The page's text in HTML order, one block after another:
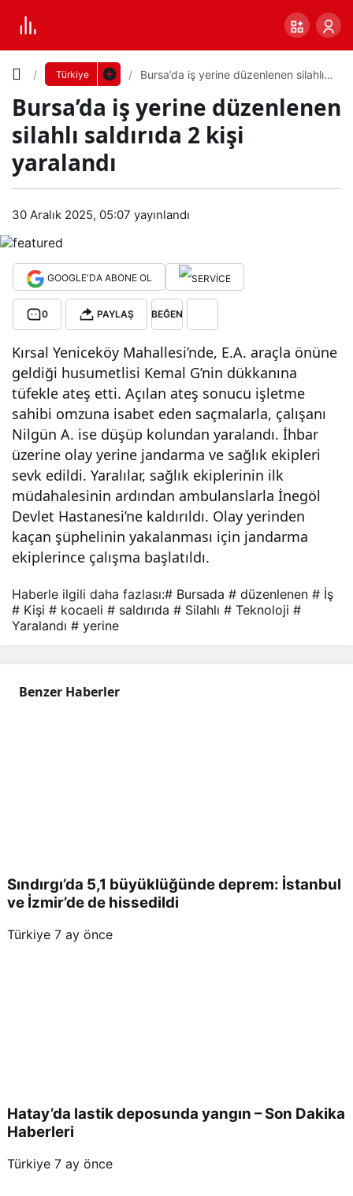
Türkiye
Bursa’da iş yerine düzenlenen silahlı
Bursa’da iş yerine düzenlenen
silahlı saldırıda 2 kişi
yaralandı
30 Aralık 2025, 05:07 yayınlandı
GOOGLE'DA ABONE OL
0 PAYLAŞ BEĞEN
Kırsal Yeniceköy Mahallesi’nde, E.A. araçla önüne
geldiği husumetlisi Kemal G’nin dükkanına
tüfekle ateş etti. Açılan ateş sonucu işletme
sahibi omzuna isabet eden saçmalarla, çalışanı
Nilgün A. ise düşüp kolundan yaralandı. İhbar
üzerine olay yerine jandarma ve sağlık ekipleri
sevk edildi. Yaralılar, sağlık ekiplerinin ilk
müdahalesinin ardından ambulanslarla İnegöl
Devlet Hastanesi’ne kaldırıldı. Olay yerinden
kaçan şüphelinin yakalanması için jandarma
ekiplerince çalışma başlatıldı.
Bur
a iş
yeri
düz
enle
nen
sila
hlı
sald
Yazı
Boyutunu
Varsayılana
0 PAYLAŞ
Haberle ilgili daha fazlası:# Bursada # düzenlenen # İş
# Kişi # kocaeli # saldırıda # Silahlı # Teknoloji #
Yaralandı # yerine
Benzer Haberler
Sındırgı’da 5,1 büyüklüğünde deprem: İstanbul
ve İzmir’de de hissedildi
Türkiye 7 ay önce
Hatay’da lastik deposunda yangın – Son Dakika
Haberleri
Türkiye 7 ay önce